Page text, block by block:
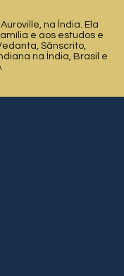
na Índia. Ela
e aos estudos e
Sânscrito,
na Índia, Brasil e